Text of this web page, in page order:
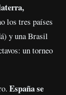
los tres países
y una Brasil
un torneo
España se